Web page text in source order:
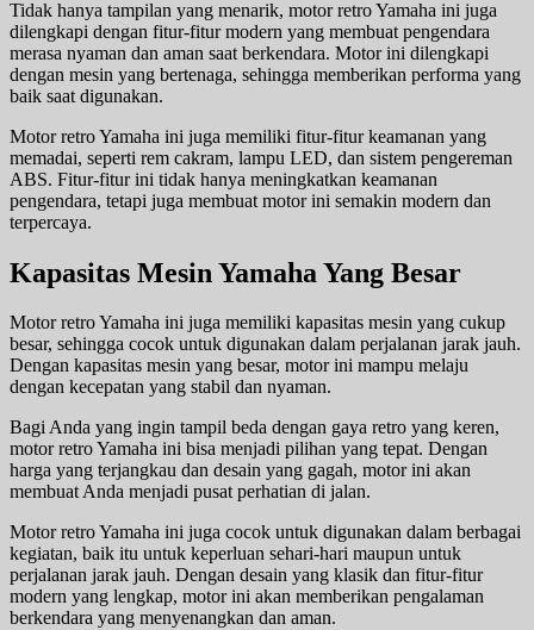
Tidak hanya tampilan yang menarik, motor retro Yamaha ini juga
dilengkapi dengan fitur-fitur modern yang membuat pengendara
merasa nyaman dan aman saat berkendara. Motor ini dilengkapi
dengan mesin yang bertenaga, sehingga memberikan performa yang
baik saat digunakan.
Motor retro Yamaha ini juga memiliki fitur-fitur keamanan yang
memadai, seperti rem cakram, lampu LED, dan sistem pengereman
ABS. Fitur-fitur ini tidak hanya meningkatkan keamanan
pengendara, tetapi juga membuat motor ini semakin modern dan
terpercaya.
Kapasitas Mesin Yamaha Yang Besar
Motor retro Yamaha ini juga memiliki kapasitas mesin yang cukup
besar, sehingga cocok untuk digunakan dalam perjalanan jarak jauh.
Dengan kapasitas mesin yang besar, motor ini mampu melaju
dengan kecepatan yang stabil dan nyaman.
Bagi Anda yang ingin tampil beda dengan gaya retro yang keren,
motor retro Yamaha ini bisa menjadi pilihan yang tepat. Dengan
harga yang terjangkau dan desain yang gagah, motor ini akan
membuat Anda menjadi pusat perhatian di jalan.
Motor retro Yamaha ini juga cocok untuk digunakan dalam berbagai
kegiatan, baik itu untuk keperluan sehari-hari maupun untuk
perjalanan jarak jauh. Dengan desain yang klasik dan fitur-fitur
modern yang lengkap, motor ini akan memberikan pengalaman
berkendara yang menyenangkan dan aman.